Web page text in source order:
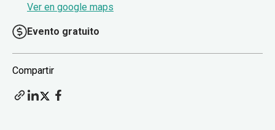
Ver en google maps
Evento gratuito
Compartir